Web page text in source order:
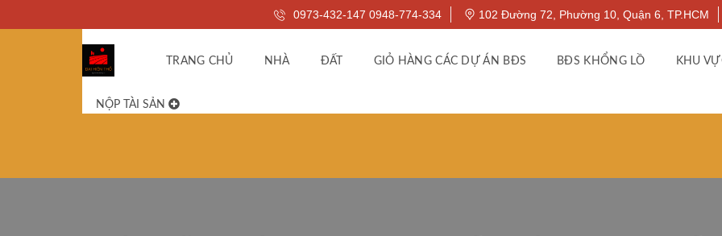
0973-432-147 0948-774-334 102 Đường 72, Phường 10, Quận 6, TP.HCM
TRANG CHỦ NHÀ ĐẤT GIỎ HÀNG CÁC DỰ ÁN BĐS BĐS KHỔNG LỒ KHU
NỘP TÀI SẢN